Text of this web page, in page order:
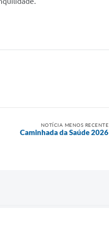
NOTÍCIA MENOS RECENTE
Caminhada da Saúde 2026